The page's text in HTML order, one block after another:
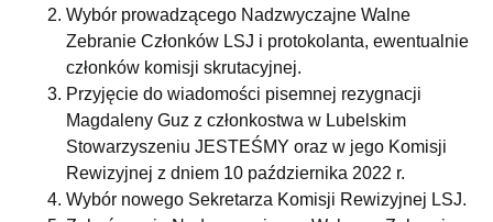
Wybór prowadzącego Nadzwyczajne Walne
Zebranie Członków LSJ i protokolanta, ewentualnie
członków komisji skrutacyjnej.
Przyjęcie do wiadomości pisemnej rezygnacji
Magdaleny Guz z członkostwa w Lubelskim
Stowarzyszeniu JESTEŚMY oraz w jego Komisji
Rewizyjnej z dniem 10 października 2022 r.
Wybór nowego Sekretarza Komisji Rewizyjnej LSJ.